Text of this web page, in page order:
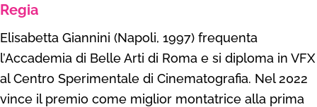
Regia
Elisabetta Giannini (Napoli, 1997) frequenta
l’Accademia di Belle Arti di Roma e si diploma in VFX
al Centro Sperimentale di Cinematografia. Nel 2022
vince il premio come miglior montatrice alla prima